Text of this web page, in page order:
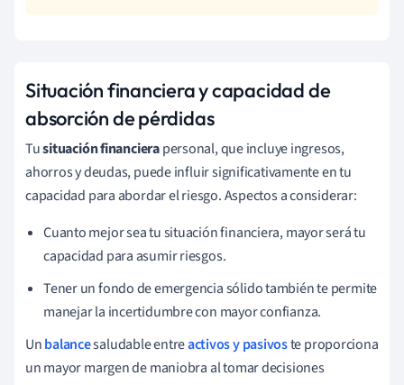
Situación financiera y capacidad de
absorción de pérdidas
Tusituación financierapersonal, que incluye ingresos,
ahorros y deudas, puede influir significativamente en tu
capacidad para abordar el riesgo. Aspectos a considerar:
Cuanto mejor sea tu situación financiera, mayor será tu
capacidad para asumir riesgos.
Tener un fondo de emergencia sólido también te permite
manejar la incertidumbre con mayor confianza.
Unbalancesaludable entreactivos y pasivoste proporciona
un mayor margen de maniobra al tomar decisiones